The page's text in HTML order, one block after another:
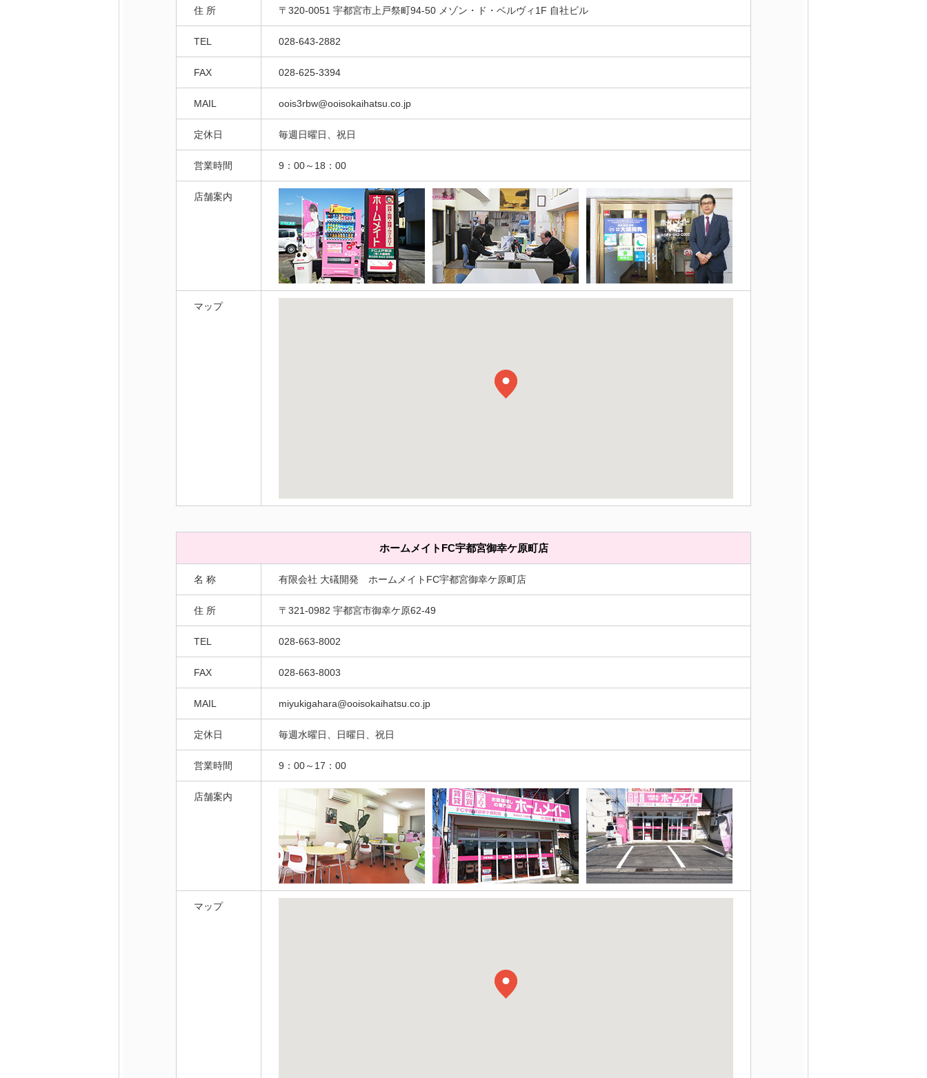
住 所 〒320-0051 宇都宮市上戸祭町94-50 メゾン・ド・ベルヴィ1F 自社ビル
TEL 028-643-2882
FAX 028-625-3394
MAIL oois3rbw@ooisokaihatsu.co.jp
定休日 毎週日曜日、祝日
営業時間 9：00～18：00
店舗案内
マップ
ホームメイトFC宇都宮御幸ケ原町店
名 称 有限会社 大礒開発 ホームメイトFC宇都宮御幸ケ原町店
住 所 〒321-0982 宇都宮市御幸ケ原62-49
TEL 028-663-8002
FAX 028-663-8003
MAIL miyukigahara@ooisokaihatsu.co.jp
定休日 毎週水曜日、日曜日、祝日
営業時間 9：00～17：00
店舗案内
マップ